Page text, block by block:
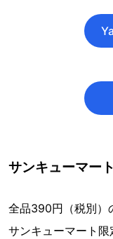
サンキューマート
全品390円（税別）
サンキューマート